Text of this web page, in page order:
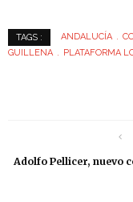
TAGS : ANDALUCÍA
GUILLENA
PLATAFORMA
Adolfo Pellicer, nuevo